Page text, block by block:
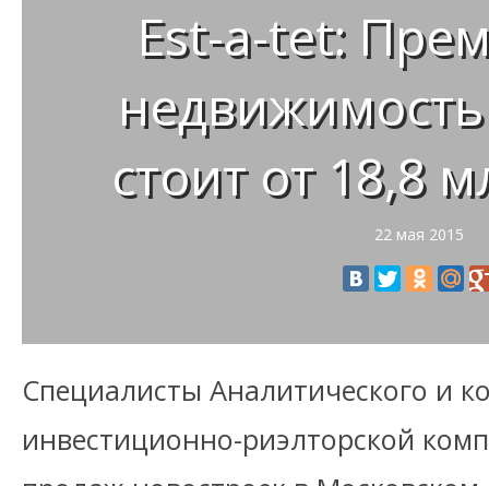
Est-a-tet:
стоит от 18,8
22 мая 2015
Специалисты Аналитического и
инвестиционно-риэлторской